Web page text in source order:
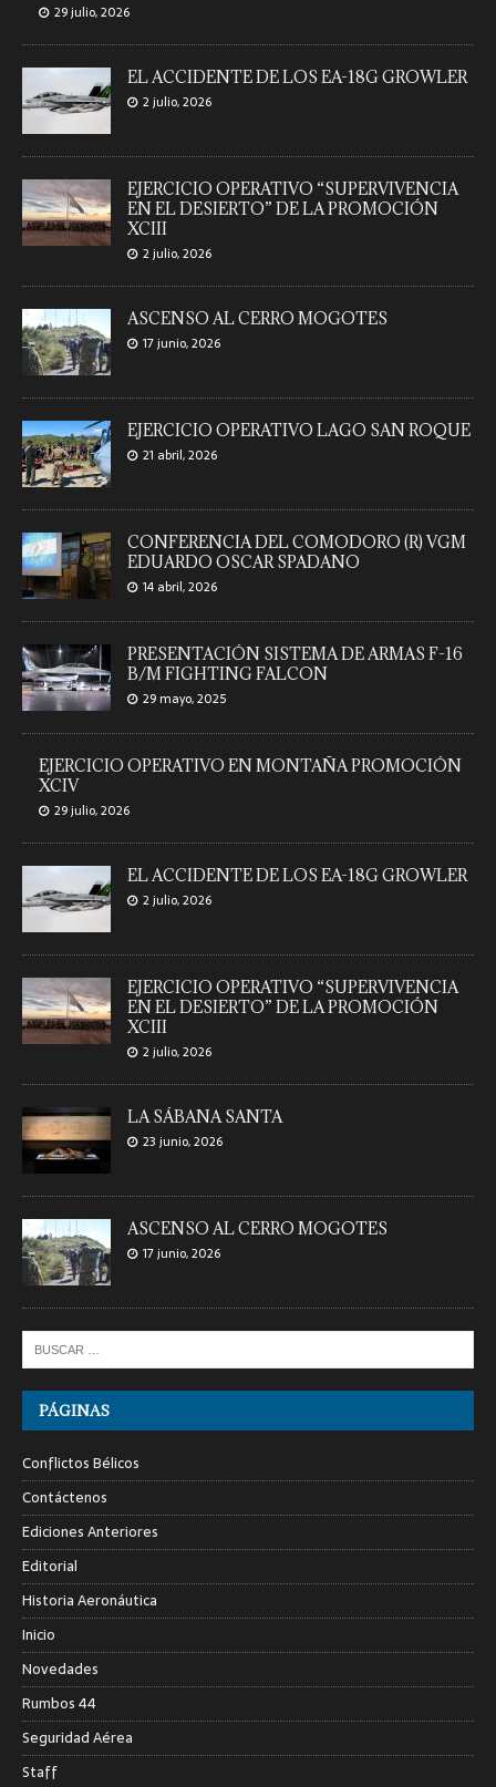
29 julio, 2026
EL ACCIDENTE DE LOS EA-18G GROWLER
2 julio, 2026
EJERCICIO OPERATIVO “SUPERVIVENCIA
EN EL DESIERTO” DE LA PROMOCIÓN
XCIII
2 julio, 2026
ASCENSO AL CERRO MOGOTES
17 junio, 2026
EJERCICIO OPERATIVO LAGO SAN ROQUE
21 abril, 2026
CONFERENCIA DEL COMODORO (R) VGM
EDUARDO OSCAR SPADANO
14 abril, 2026
PRESENTACIÓN SISTEMA DE ARMAS F-16
B/M FIGHTING FALCON
29 mayo, 2025
EJERCICIO OPERATIVO EN MONTAÑA PROMOCIÓN
XCIV
29 julio, 2026
EL ACCIDENTE DE LOS EA-18G GROWLER
2 julio, 2026
EJERCICIO OPERATIVO “SUPERVIVENCIA
EN EL DESIERTO” DE LA PROMOCIÓN
XCIII
2 julio, 2026
LA SÁBANA SANTA
23 junio, 2026
ASCENSO AL CERRO MOGOTES
17 junio, 2026
PÁGINAS
Conflictos Bélicos
Contáctenos
Ediciones Anteriores
Editorial
Historia Aeronáutica
Inicio
Novedades
Rumbos 44
Seguridad Aérea
Staff